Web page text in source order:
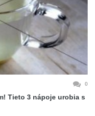
0
Tieto 3 nápoje urobia s